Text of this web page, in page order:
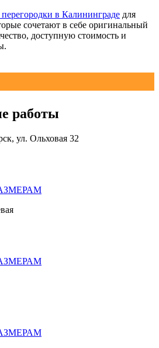
в Калининграде для
сочетают в себе оригинальный
доступную стоимость и
работы
ул. Ольховая 32